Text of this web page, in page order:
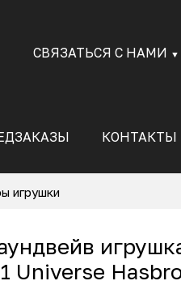
СВЯЗАТЬСЯ С НАМИ ▼
КОНТАКТЫ
игрушки
Universe